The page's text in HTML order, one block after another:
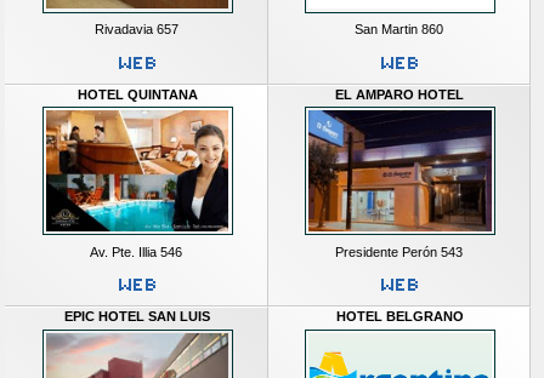
Rivadavia 657 San Martin 860
HOTEL QUINTANA
Av. Pte. Illia 546
EL AMPARO HOTEL
Presidente Perón 543
EPIC HOTEL SAN LUIS HOTEL BELGRANO